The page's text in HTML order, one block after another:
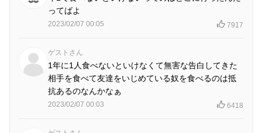
ってばよ
2023/02/07 00:05 7917
ゲストさん
1年に1人食べないといけなくて無害な告白してきた
相手を食べて友達をいじめている奴を食べるのは抵
抗あるのなんかなぁ
2023/02/07 00:03 6418